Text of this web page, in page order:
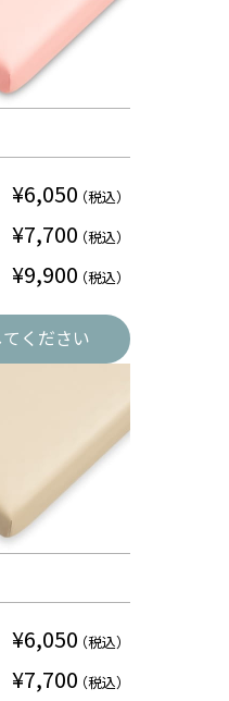
¥6,050（税込）
¥7,700（税込）
¥9,900（税込）
ください
¥6,050（税込）
¥7,700（税込）